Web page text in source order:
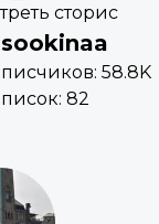
сторис
58.8K
82